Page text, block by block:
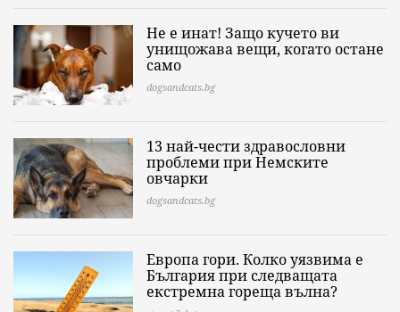
Не е инат! Защо кучето ви
унищожава вещи, когато остане
само
dogsandcats.bg
13 най-чести здравословни
проблеми при Немските
овчарки
dogsandcats.bg
Европа гори. Колко уязвима е
България при следващата
екстремна гореща вълна?